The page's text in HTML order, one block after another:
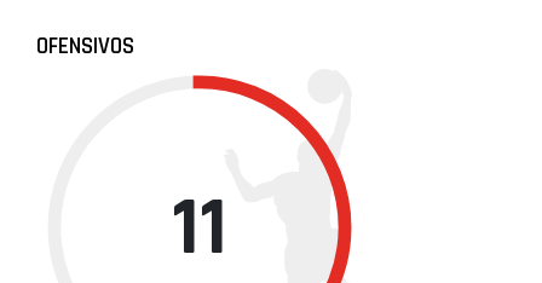
OFENSIVOS
11